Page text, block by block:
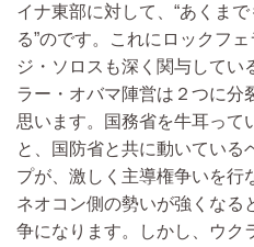
イナ東部に対して、“あくま
る”のです。これにロックフ
ジ・ソロスも深く関与してい
ラー・オバマ陣営は２つに分
思います。国務省を牛耳って
と、国防省と共に動いている
プが、激しく主導権争いを行
ネオコン側の勢いが強くなる
争になります。しかし、ウク